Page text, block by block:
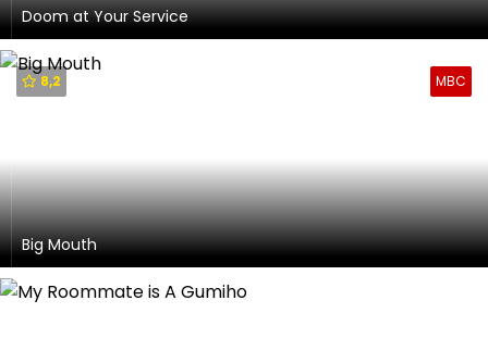
Doom at Your Service
MBC
8,2
Big Mouth